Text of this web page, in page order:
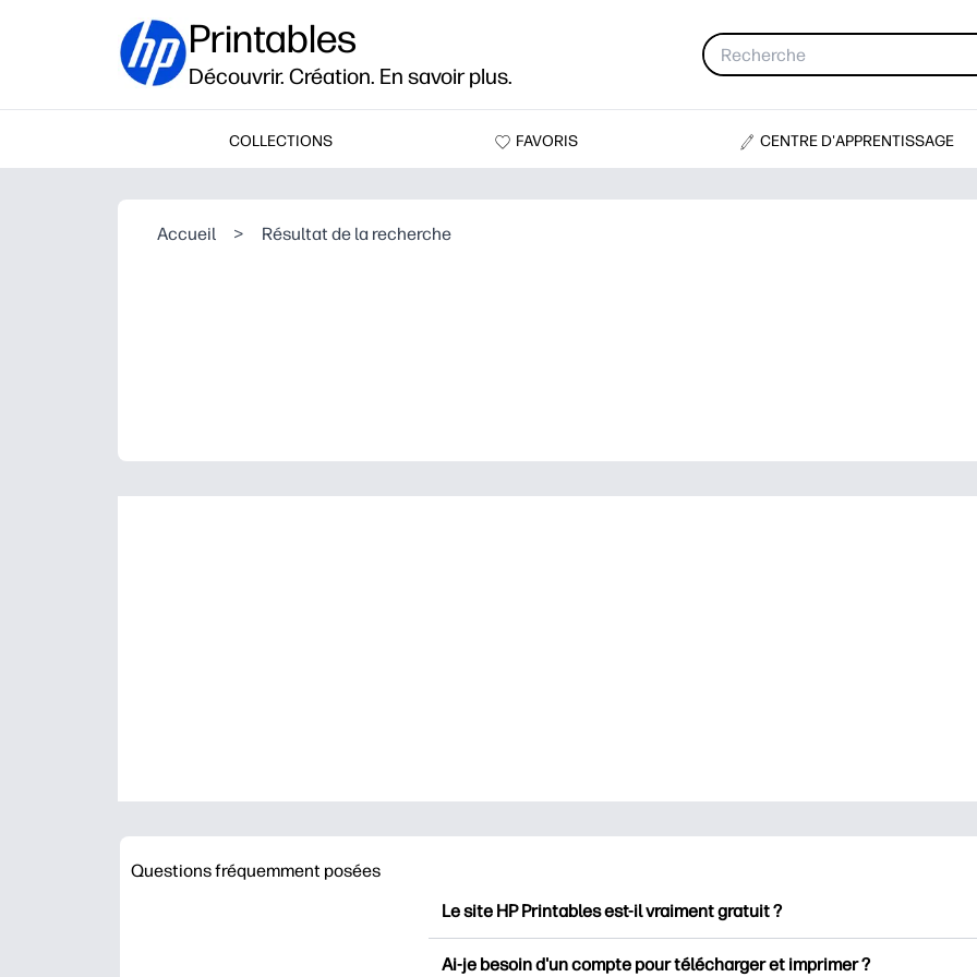
Printables
Découvrir. Création. En savoir plus.
COLLECTIONS FAVORIS CENTRE D'APPRENTISSAGE
Accueil > Résultat de la recherche
Questions fréquemment posées
Le site HP Printables est-il vraiment gratuit ?
Ai-je besoin d'un compte pour télécharger et imprimer ?